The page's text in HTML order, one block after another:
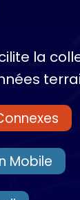
la
Mobile